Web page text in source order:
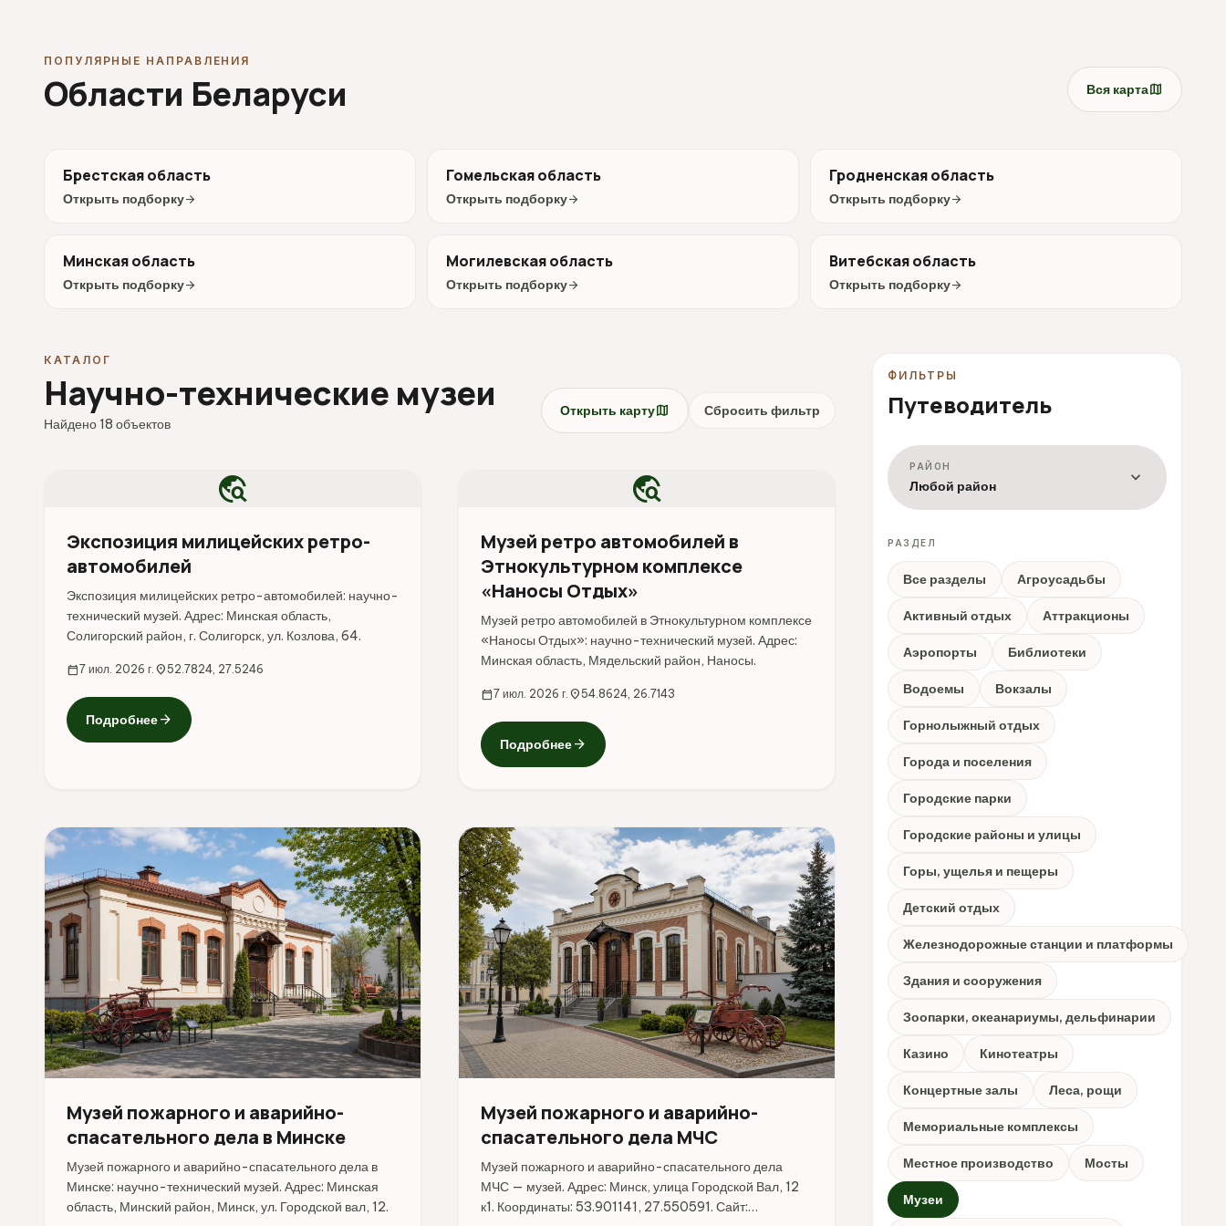
ПОПУЛЯРНЫЕ НАПРАВЛЕНИЯ
Области Беларуси Вся картаmap
Брестская область
Открыть подборкуarrow_forward
Гомельская область
Открыть подборкуarrow_forward
Гродненская область
Открыть подборкуarrow_forward
Минская область
Открыть подборкуarrow_forward
Могилевская область
Открыть подборкуarrow_forward
Витебская область
Открыть подборкуarrow_forward
КАТАЛОГ
Научно-технические музеи
Найдено 18 объектов
Открыть картуmap Сбросить фильтр
travel_explore
Экспозиция милицейских ретро-
автомобилей
Экспозиция милицейских ретро-автомобилей: научно-
технический музей. Адрес: Минская область,
Солигорский район, г. Солигорск, ул. Козлова, 64.
calendar_today7 июл. 2026 г. location_on52.7824, 27.5246
Подробнееarrow_forward
travel_explore
Музей ретро автомобилей в
Этнокультурном комплексе
«Наносы Отдых»
Музей ретро автомобилей в Этнокультурном комплексе
«Наносы Отдых»: научно-технический музей. Адрес:
Минская область, Мядельский район, Наносы.
calendar_today7 июл. 2026 г. location_on54.8624, 26.7143
Подробнееarrow_forward
Музей пожарного и аварийно-
спасательного дела в Минске
Музей пожарного и аварийно-спасательного дела в
Минске: научно-технический музей. Адрес: Минская
область, Минский район, Минск, ул. Городской вал, 12.
Музей пожарного и аварийно-
спасательного дела МЧС
Музей пожарного и аварийно-спасательного дела
МЧС — музей. Адрес: Минск, улица Городской Вал, 12
к1. Координаты: 53.901141, 27.550591. Сайт:
ФИЛЬТРЫ
Путеводитель
РАЙОН
Любой район expand_more
РАЗДЕЛ
Все разделы Агроусадьбы
Активный отдых Аттракционы
Аэропорты Библиотеки
Водоемы Вокзалы
Горнолыжный отдых
Города и поселения
Городские парки
Городские районы и улицы
Горы, ущелья и пещеры
Детский отдых
Железнодорожные станции и платформы
Здания и сооружения
Зоопарки, океанариумы, дельфинарии
Казино Кинотеатры
Концертные залы Леса, рощи
Мемориальные комплексы
Местное производство Мосты
Музеи